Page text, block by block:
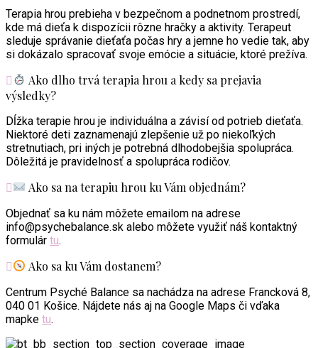
Terapia hrou prebieha v bezpečnom a podnetnom prostredí,
kde má dieťa k dispozícii rôzne hračky a aktivity. Terapeut
sleduje správanie dieťaťa počas hry a jemne ho vedie tak, aby
si dokázalo spracovať svoje emócie a situácie, ktoré prežíva.
Ako dlho trvá terapia hrou a kedy sa prejavia
výsledky?
Dĺžka terapie hrou je individuálna a závisí od potrieb dieťaťa.
Niektoré deti zaznamenajú zlepšenie už po niekoľkých
stretnutiach, pri iných je potrebná dlhodobejšia spolupráca.
Dôležitá je pravidelnosť a spolupráca rodičov.
Ako sa na terapiu hrou ku Vám objednám?
Objednať sa ku nám môžete emailom na adrese
info@psychebalance.sk alebo môžete využiť náš kontaktný
formulár tu.
Ako sa ku Vám dostanem?
Centrum Psyché Balance sa nachádza na adrese Francková 8,
040 01 Košice. Nájdete nás aj na Google Maps či vďaka
mapke tu.